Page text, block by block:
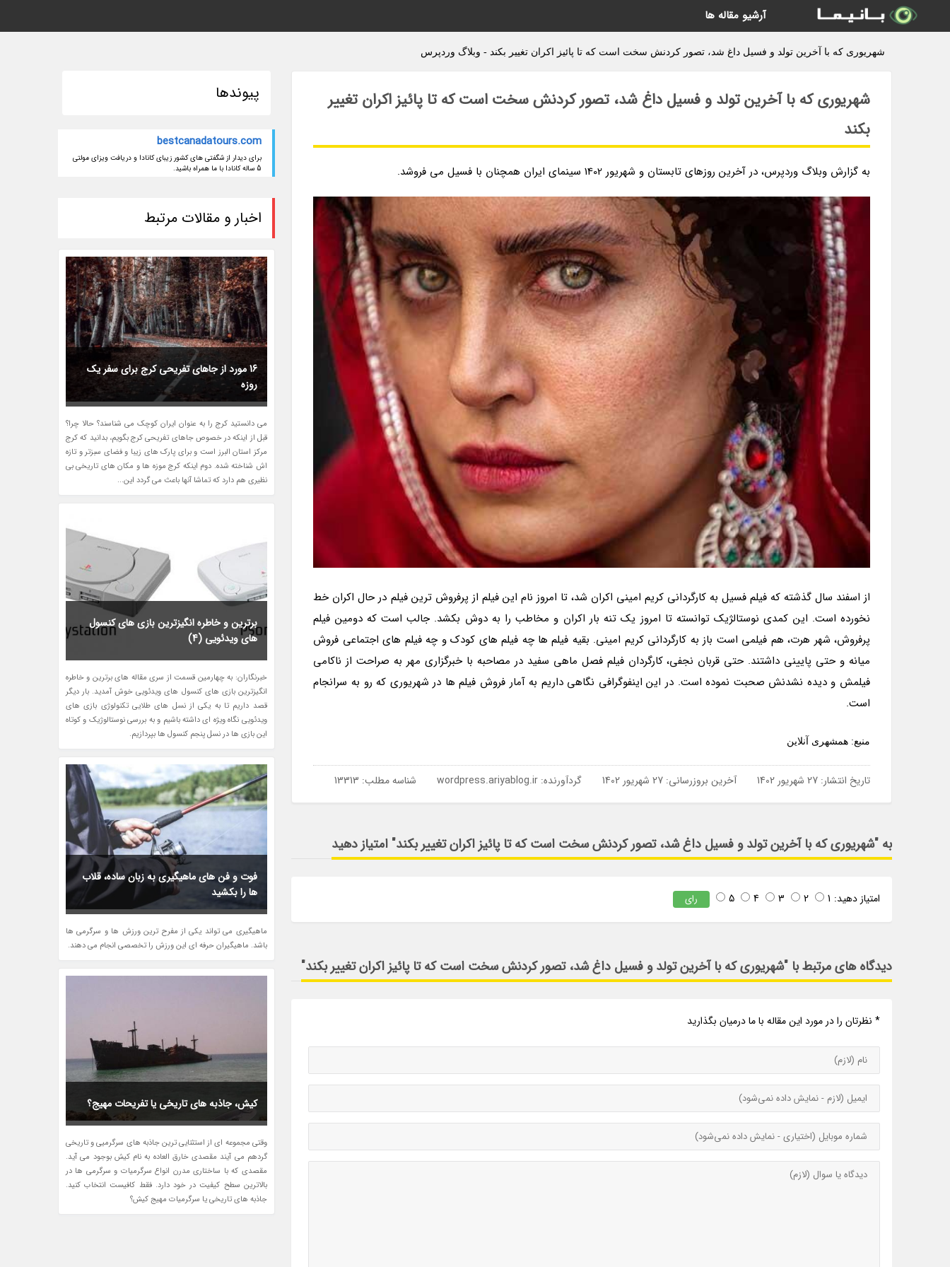
شهریوری که با آخرین تولد و فسیل داغ شد، تصور کردنش سخت است که تا پائیز اکران تغییر بکند - وبلاگ وردپرس
شهریوری که با آخرین تولد و فسیل داغ شد، تصور کردنش سخت است که تا پائیز اکران تغییر
بکند
به گزارش وبلاگ وردپرس، در آخرین روزهای تابستان و شهریور 1402 سینمای ایران همچنان با فسیل می فروشد.
از اسفند سال گذشته که فیلم فسیل به کارگردانی کریم امینی اکران شد، تا امروز نام این فیلم از پرفروش ترین فیلم در حال اکران خط
نخورده است. این کمدی نوستالژیک توانسته تا امروز یک تنه بار اکران و مخاطب را به دوش بکشد. جالب است که دومین فیلم
پرفروش، شهر هرت، هم فیلمی است باز به کارگردانی کریم امینی. بقیه فیلم ها چه فیلم های کودک و چه فیلم های اجتماعی فروش
میانه و حتی پایینی داشتند. حتی قربان نجفی، کارگردان فیلم فصل ماهی سفید در مصاحبه با خبرگزاری مهر به صراحت از ناکامی
فیلمش و دیده نشدنش صحبت نموده است. در این اینفوگرافی نگاهی داریم به آمار فروش فیلم ها در شهریوری که رو به سرانجام
است.
منبع: همشهری آنلاین
تاریخ انتشار: 27 شهریور 1402 آخرین بروزرسانی: 27 شهریور 1402 گردآورنده: wordpress.ariyablog.ir شناسه مطلب: 13313
به "شهریوری که با آخرین تولد و فسیل داغ شد، تصور کردنش سخت است که تا پائیز اکران تغییر بکند" امتیاز دهید
امتیاز دهید: 1
2
3
4
5 رای
دیدگاه های مرتبط با "شهریوری که با آخرین تولد و فسیل داغ شد، تصور کردنش سخت است که تا پائیز اکران تغییر بکند"
* نظرتان را در مورد این مقاله با ما درمیان بگذارید
پیوندها
bestcanadatours.com
برای دیدار از شگفتی های کشور زیبای کانادا و دریافت ویزای مولتی
5 ساله کانادا با ما همراه باشید.
اخبار و مقالات مرتبط
16 مورد از جاهای تفریحی کرج برای سفر یک
روزه
می دانستید کرج را به عنوان ایران کوچک می شناسند؟ حالا چرا؟
قبل از اینکه در خصوص جاهای تفریحی کرج بگویم، بدانید که کرج
مرکز استان البرز است و برای پارک های زیبا و فضای سبزتر و تازه
اش شناخته شده. دوم اینکه کرج موزه ها و مکان های تاریخی بی
نظیری هم دارد که تماشا آنها باعث می گردد این...
برترین و خاطره انگیزترین بازی های کنسول
های ویدئویی (4)
خبرنگاران: به چهارمین قسمت از سری مقاله های برترین و خاطره
انگیزترین بازی های کنسول های ویدئویی خوش آمدید. بار دیگر
قصد داریم تا به یکی از نسل های طلایی تکنولوژی بازی های
ویدئویی نگاه ویژه ای داشته باشیم و به بررسی نوستالوژیک و کوتاه
این بازی ها در نسل پنجم کنسول ها بپردازیم.
فوت و فن های ماهیگیری به زبان ساده، قلاب
ها را بکشید
ماهیگیری می تواند یکی از مفرح ترین ورزش ها و سرگرمی ها
باشد. ماهیگیران حرفه ای این ورزش را تخصصی انجام می دهند.
کیش، جاذبه های تاریخی یا تفریحات مهیج؟
وقتی مجموعه ای از استثنایی ترین جاذبه های سرگرمیی و تاریخی
گردهم می آیند مقصدی خارق العاده به نام کیش بوجود می آید.
مقصدی که با ساختاری مدرن انواع سرگرمیات و سرگرمی ها در
بالاترین سطح کیفیت در خود دارد. فقط کافیست انتخاب کنید.
جاذبه های تاریخی یا سرگرمیات مهیج کیش؟
آرشیو مقاله ها